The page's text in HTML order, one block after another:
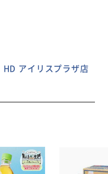
HD アイリスプラザ店